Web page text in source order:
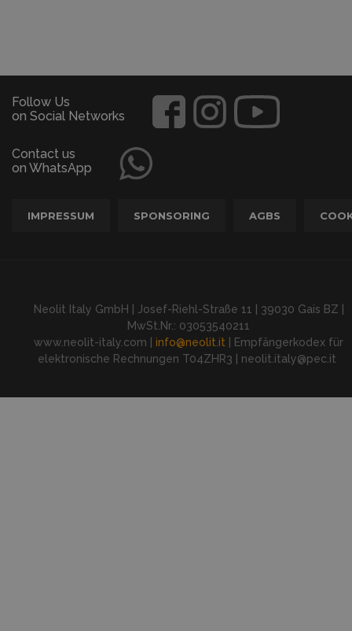
Follow Us
on Social Networks
Contact us
on WhatsApp
IMPRESSUM SPONSORING AGBS
Neolit Italy GmbH | Josef-Riehl-Straße 11 | 39030 Gais BZ |
MwSt.Nr.: 03053540211
www.neolit-italy.com | info@neolit.it | Empfängerkodex für
elektronische Rechnungen T04ZHR3 | neolit.italy@pec.it